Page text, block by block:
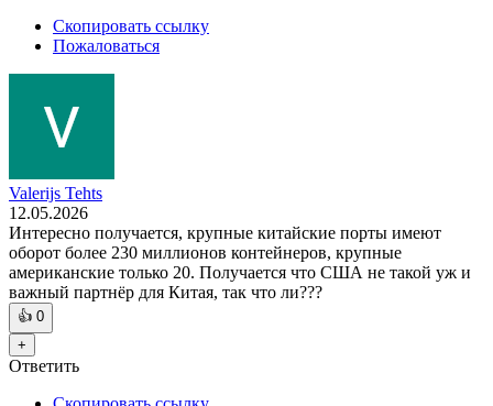
Скопировать ссылку
Пожаловаться
Valerijs Tehts
12.05.2026
Интересно получается, крупные китайские порты имеют
оборот более 230 миллионов контейнеров, крупные
американские только 20. Получается что США не такой уж и
важный партнёр для Китая, так что ли???
👍 0
+
Ответить